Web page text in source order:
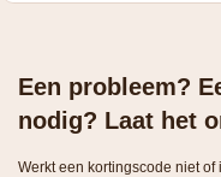
Een probleem?
nodig? Laat het
Werkt een kortingscode niet